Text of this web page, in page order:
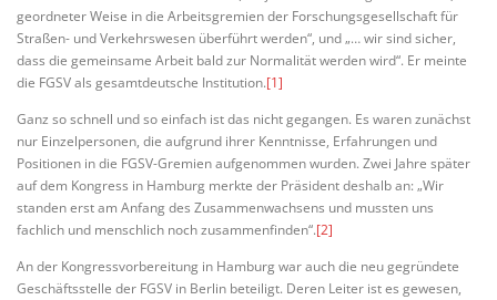
geordneter Weise in die Arbeitsgremien der Forschungsgesellschaft für
Straßen- und Verkehrswesen überführt werden“, und „… wir sind sicher,
dass die gemeinsame Arbeit bald zur Normalität werden wird“. Er meinte
die FGSV als gesamtdeutsche Institution.[1]
Ganz so schnell und so einfach ist das nicht gegangen. Es waren zunächst
nur Einzelpersonen, die aufgrund ihrer Kenntnisse, Erfahrungen und
Positionen in die FGSV-Gremien aufgenommen wurden. Zwei Jahre später
auf dem Kongress in Hamburg merkte der Präsident deshalb an: „Wir
standen erst am Anfang des Zusammenwachsens und mussten uns
fachlich und menschlich noch zusammenfinden“.[2]
An der Kongressvorbereitung in Hamburg war auch die neu gegründete
Geschäftsstelle der FGSV in Berlin beteiligt. Deren Leiter ist es gewesen,